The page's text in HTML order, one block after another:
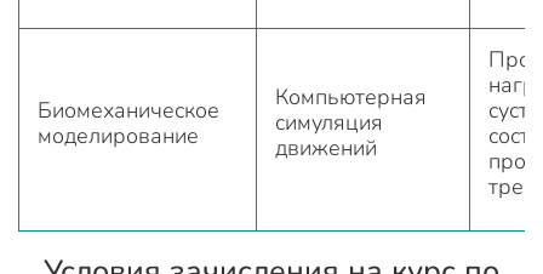
Биомеханическое
моделирование
Компьютерная
симуляция
движений